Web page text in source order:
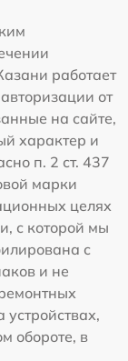
работает
от
на сайте,
характер и
п. 2 ст. 437
марки
целях
с которой мы
с
и не
обороте, в